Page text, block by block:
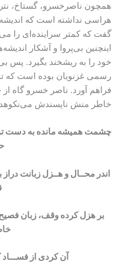
همچون ناصرخسرو، گستاخ،
هراسی نداشته است که
گفت که کمتر سراینده‌ای را
اینچنین بی‌پروا و آشکار
خود را به ریشخند بگیرد. پس
رسمی غزنویان بوده است که
فراهم آورد. ناصر خسرو گاه
خاطر منش ناپسندش
چشمت همیشه مانده به دست
اندر محــال و هــزل زبانت
بر هزل کرده وقف، زبان
آن کردی از فســـاد که